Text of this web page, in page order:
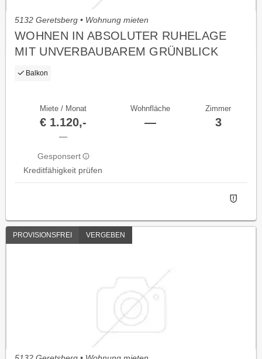
5132 Geretsberg • Wohnung mieten
WOHNEN IN ABSOLUTER RUHELAGE
MIT UNVERBAUBAREM GRÜNBLICK
Balkon
Miete / Monat
€ 1.120,-
—
Gesponsert
Kreditfähigkeit prüfen
Wohnfläche
—
Zimmer
3
PROVISIONSFREI VERGEBEN